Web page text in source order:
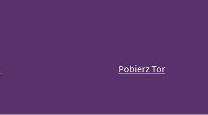
Pobierz Tor